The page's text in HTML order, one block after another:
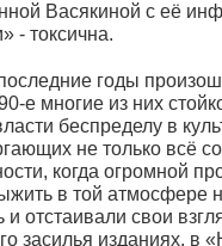
Васякиной с её
- токсична.
годы
е многие из них
беспределу в
не только всё
когда огромной
в той атмосфере
отстаивали свои
засилья изданиях, в